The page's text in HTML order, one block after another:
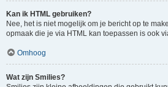
Kan ik HTML gebruiken?
Nee, het is niet mogelijk om je bericht op te
opmaak die je via HTML kan toepassen is ook
Omhoog
Wat zijn Smilies?